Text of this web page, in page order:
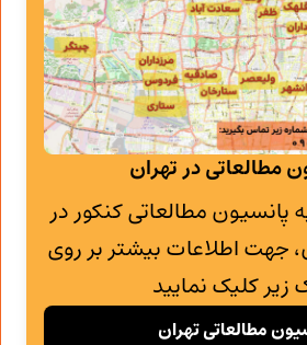
مطالعاتی در تهران
30 شعبه پانسیون مطالعاتی کنکور در
جهت اطلاعات بیشتر بر روی
زیر کلیک نمایید
مطالعاتی تهران